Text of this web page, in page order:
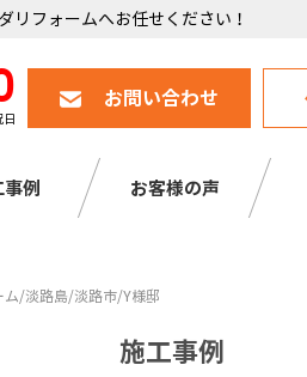
リフォームへお任せください！
お問い合わせ
例 お客様の声
ム/淡路島/淡路市/Y様邸
施工事例